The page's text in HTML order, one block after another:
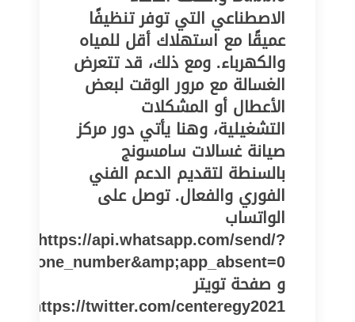
الاصطناعي التي توفر تنظيفًا
عميقًا مع استهلاك أقل للمياه
والكهرباء. ومع ذلك، قد تتعرض
الغسالة مع مرور الوقت لبعض
الأعطال أو المشكلات
التشغيلية، وهنا يأتي دور مركز
صيانة غسالات سامسونج
بالسنطة لتقديم الدعم الفني
الفوري والفعال. توصل على
الواتساب
https://api.whatsapp.com/send/?
و صفحة تويتر
https://twitter.com/centeregy2021